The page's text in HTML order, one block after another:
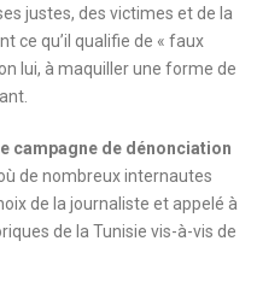
justes, des victimes et de la
ce qu’il qualifie de « faux
lui, à maquiller une forme de
campagne de dénonciation
de nombreux internautes
de la journaliste et appelé à
de la Tunisie vis-à-vis de